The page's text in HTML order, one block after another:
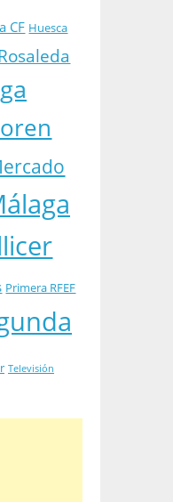
CF Huesca
Primera RFEF
Televisión